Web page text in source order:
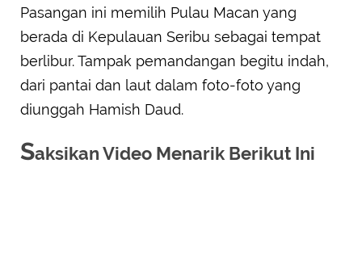
Pasangan ini memilih Pulau Macan yang
berada di Kepulauan Seribu sebagai tempat
berlibur. Tampak pemandangan begitu indah,
dari pantai dan laut dalam foto-foto yang
diunggah Hamish Daud.
Saksikan Video Menarik Berikut Ini